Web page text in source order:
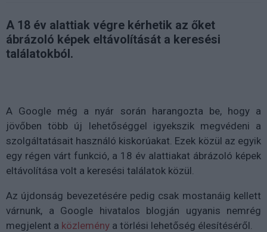
A 18 év alattiak végre kérhetik az őket
ábrázoló képek eltávolítását a keresési
találatokból.
A Google még a nyár során harangozta be, hogy a
jövőben több új lehetőséggel igyekszik megvédeni a
szolgáltatásait használó kiskorúakat. Ezek közül az egyik
egy régen várt funkció, a 18 év alattiakat ábrázoló képek
eltávolítása volt a keresési találatok közül.
Az újdonság bevezetésére pedig csak mostanáig kellett
várnunk, a Google hivatalos blogján ugyanis nemrég
megjelent a közlemény a törlési lehetőség élesítéséről.